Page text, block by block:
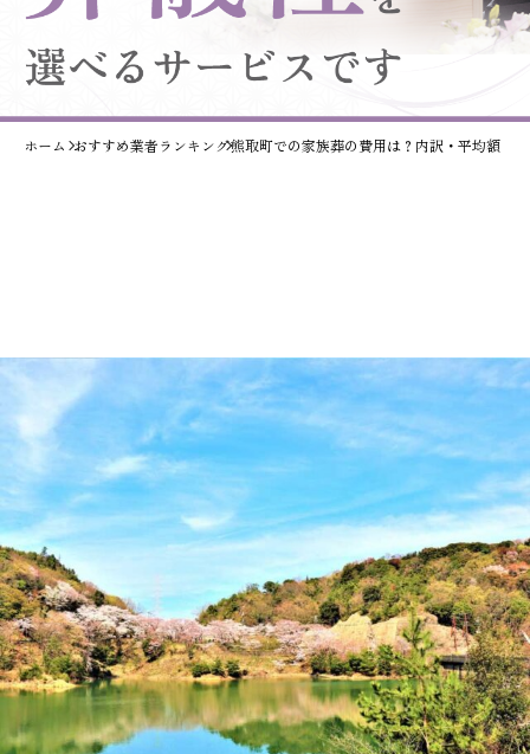
ホーム おすすめ業者ランキング熊取町での家族葬の費用は？内訳・平均額・